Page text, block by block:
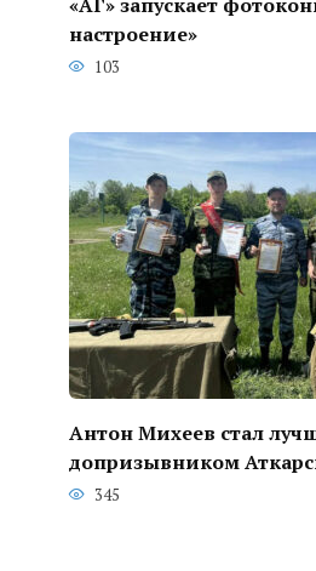
настроение»
103
Антон Михеев стал
допризывником
345